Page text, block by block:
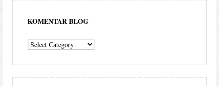
KOMENTAR BLOG
komentar